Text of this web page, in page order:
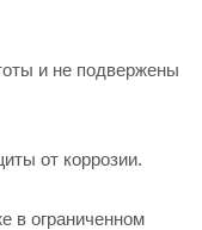
и не подвержены
от коррозии.
в ограниченном